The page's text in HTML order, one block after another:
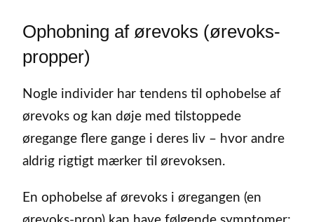
Ophobning af ørevoks (ørevoks-
propper)
Nogle individer har tendens til ophobelse af
ørevoks og kan døje med tilstoppede
øregange flere gange i deres liv – hvor andre
aldrig rigtigt mærker til ørevoksen.
En ophobelse af ørevoks i øregangen (en